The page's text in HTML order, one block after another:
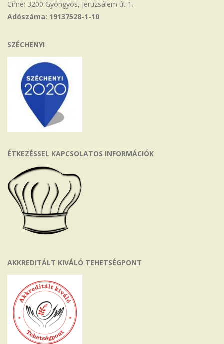
Címe: 3200 Gyöngyös, Jeruzsálem út 1.
Adószáma: 19137528-1-10
SZÉCHENYI
ÉTKEZÉSSEL KAPCSOLATOS INFORMÁCIÓK
AKKREDITÁLT KIVÁLÓ TEHETSÉGPONT